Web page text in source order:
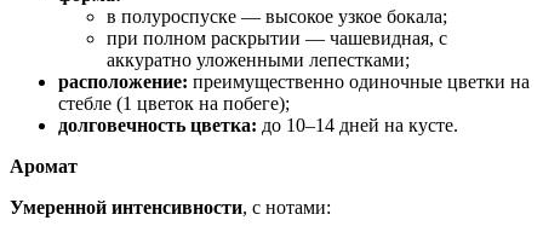
в полуроспуске — высокое узкое бокала;
при полном раскрытии — чашевидная, с
аккуратно уложенными лепестками;
расположение: преимущественно одиночные цветки на
стебле (1 цветок на побеге);
долговечность цветка: до 10–14 дней на кусте.
Аромат
Умеренной интенсивности, с нотами: